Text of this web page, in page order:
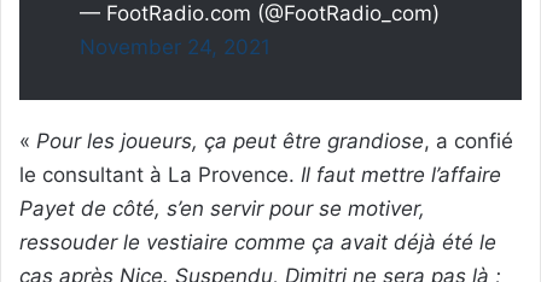
— FootRadio.com (@FootRadio_com)
November 24, 2021
« Pour les joueurs, ça peut être grandiose, a confié
le consultant à La Provence. Il faut mettre l’affaire
Payet de côté, s’en servir pour se motiver,
ressouder le vestiaire comme ça avait déjà été le
cas après Nice. Suspendu, Dimitri ne sera pas là ;